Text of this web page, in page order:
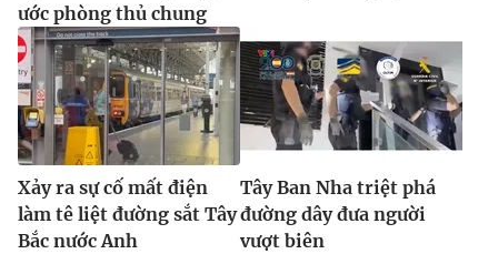
ước phòng thủ chung
Xảy ra sự cố mất điện
làm tê liệt đường sắt Tây
Bắc nước Anh
Tây Ban Nha triệt phá
đường dây đưa người
vượt biên